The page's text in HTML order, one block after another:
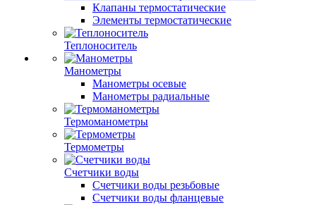
Клапаны термостатические
Элементы термостатические
Теплоноситель
Манометры
Манометры осевые
Манометры радиальные
Термоманометры
Термометры
Счетчики воды
Счетчики воды резьбовые
Счетчики воды фланцевые